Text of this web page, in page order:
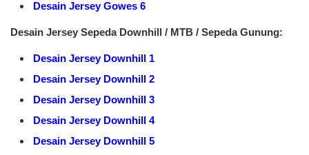
Desain Jersey Gowes 6
Desain Jersey Sepeda Downhill / MTB / Sepeda Gunung:
Desain Jersey Downhill 1
Desain Jersey Downhill 2
Desain Jersey Downhill 3
Desain Jersey Downhill 4
Desain Jersey Downhill 5